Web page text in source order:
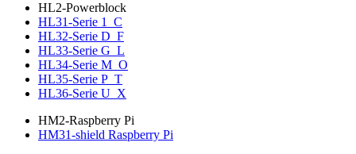
HL2-Powerblock
HL31-Serie 1_C
HL32-Serie D_F
HL33-Serie G_L
HL34-Serie M_O
HL35-Serie P_T
HL36-Serie U_X
HM2-Raspberry Pi
HM31-shield Raspberry Pi